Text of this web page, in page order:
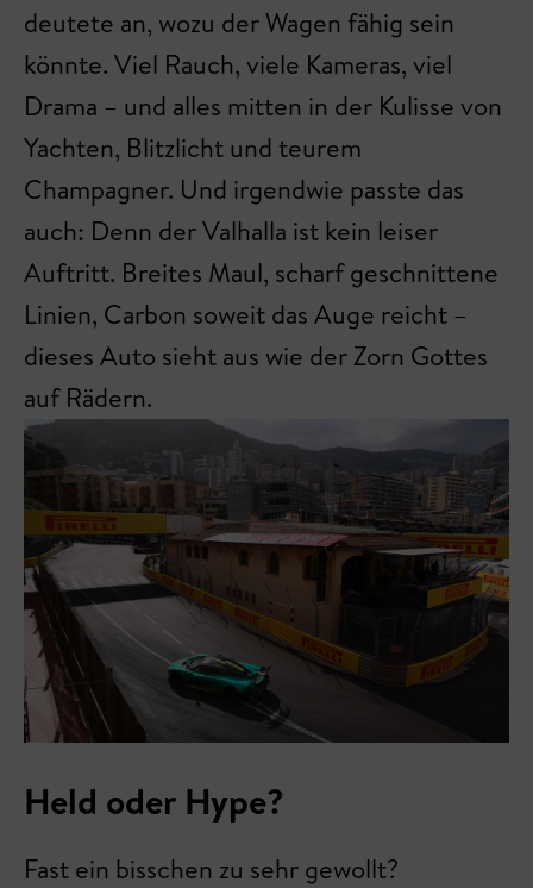
deutete an, wozu der Wagen fähig sein
könnte. Viel Rauch, viele Kameras, viel
Drama – und alles mitten in der Kulisse von
Yachten, Blitzlicht und teurem
Champagner. Und irgendwie passte das
auch: Denn der Valhalla ist kein leiser
Auftritt. Breites Maul, scharf geschnittene
Linien, Carbon soweit das Auge reicht –
dieses Auto sieht aus wie der Zorn Gottes
auf Rädern.
Held oder Hype?
Fast ein bisschen zu sehr gewollt?